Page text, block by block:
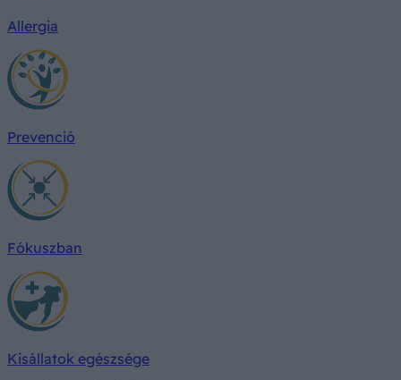
Allergia
Prevenció
Fókuszban
Kisállatok egészsége